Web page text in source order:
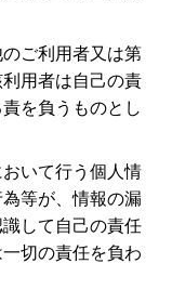
ご利用者又は第
用者は自己の責
を負うものとし
いて行う個人情
等が、情報の漏
して自己の責任
切の責任を負わ